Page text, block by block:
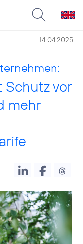
14.04.2025
Schutz vor
mehr